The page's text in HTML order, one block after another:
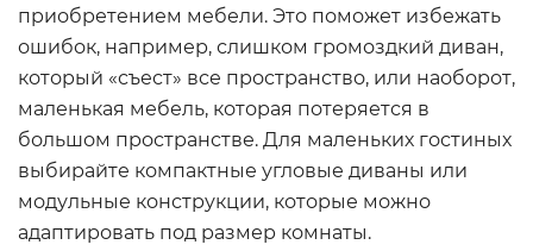
приобретением мебели. Это поможет избежать
ошибок, например, слишком громоздкий диван,
который «съест» все пространство, или наоборот,
маленькая мебель, которая потеряется в
большом пространстве. Для маленьких гостиных
выбирайте компактные угловые диваны или
модульные конструкции, которые можно
адаптировать под размер комнаты.